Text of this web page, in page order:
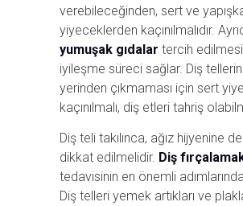
verebileceğinden, sert ve
yiyeceklerden kaçınılmalıdır.
yumuşak gıdalar tercih
iyileşme süreci sağlar. Diş
yerinden çıkmaması için sert
kaçınılmalı, diş etleri tahriş
Diş teli takılınca, ağız hijyenine
dikkat edilmelidir. Diş
tedavisinin en önemli
Diş telleri yemek artıkları ve